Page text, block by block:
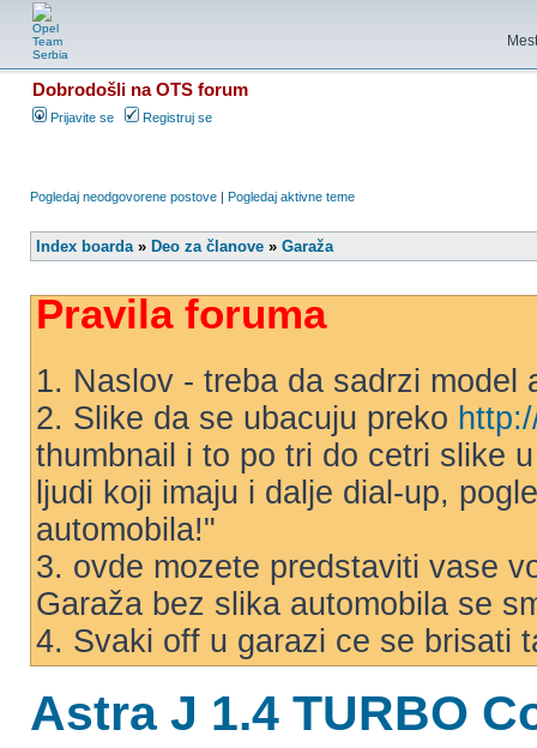
Dobrodošli na OTS forum
Prijavite se Registruj se
Pogledaj neodgovorene postove | Pogledaj aktivne teme
Index boarda» Deo za članove » Garaža
Pravila foruma
1. Naslov - treba da sadrzi model
2. Slike da se ubacuju preko
thumbnail i to po tri do cetri slike
ljudi koji imaju i dalje dial-up,
automobila!"
3. ovde mozete predstaviti vase
Garaža bez slika automobila se
4. Svaki off u garazi ce se brisati
Astra J 1.4 TURBO